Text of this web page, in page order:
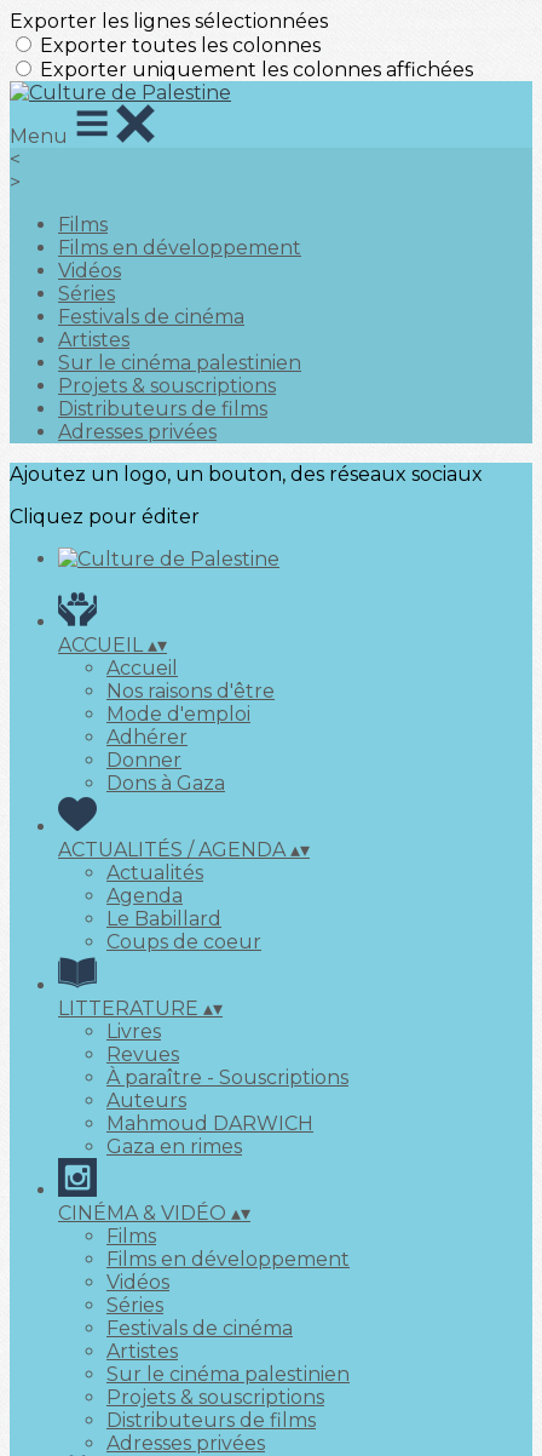
Exporter les lignes sélectionnées
Exporter toutes les colonnes
Exporter uniquement les colonnes affichées
Menu
<
>
Films
Films en développement
Vidéos
Séries
Festivals de cinéma
Artistes
Sur le cinéma palestinien
Projets & souscriptions
Distributeurs de films
Adresses privées
Ajoutez un logo, un bouton, des réseaux sociaux
Cliquez pour éditer
ACCUEIL▴▾
Accueil
Nos raisons d'être
Mode d'emploi
Adhérer
Donner
Dons à Gaza
ACTUALITÉS / AGENDA▴▾
Actualités
Agenda
Le Babillard
Coups de coeur
LITTERATURE ▴▾
Livres
Revues
À paraître - Souscriptions
Auteurs
Mahmoud DARWICH
Gaza en rimes
CINÉMA & VIDÉO ▴▾
Films
Films en développement
Vidéos
Séries
Festivals de cinéma
Artistes
Sur le cinéma palestinien
Projets & souscriptions
Distributeurs de films
Adresses privées